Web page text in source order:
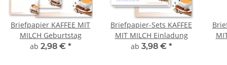
Briefpapier KAFFEE MIT
MILCH Geburtstag
ab 2,98 € *
Briefpapier-Sets KAFFEE
MIT MILCH Einladung
ab 3,98 € *